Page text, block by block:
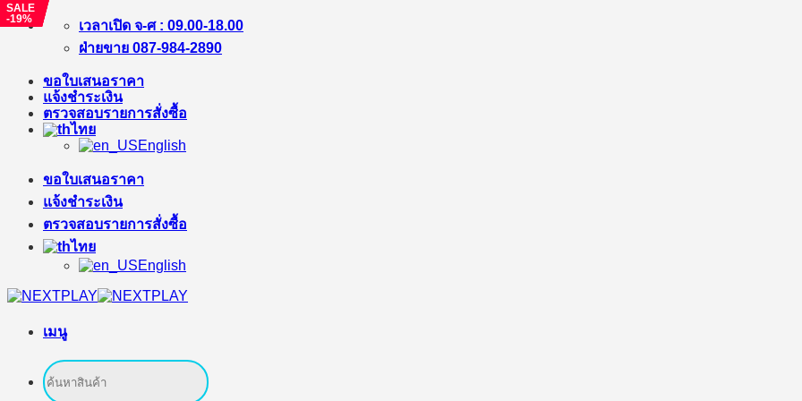
ข้าม
เนื้อหา
เวลาเปิด จ-ศ : 09.00-18.00
ฝ่ายขาย 087-984-2890
ขอใบเสนอราคา
แจ้งชำระเงิน
ตรวจสอบรายการสั่งซื้อ
ไทย
English
ขอใบเสนอราคา
แจ้งชำระเงิน
ตรวจสอบรายการสั่งซื้อ
ไทย
English
เมนู
ค้นหา:
SALE
-19%
SALE
-%
SALE
-%
SALE
-%